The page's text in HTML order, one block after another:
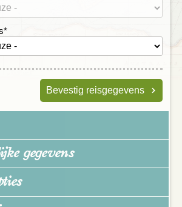
*
Bevestig reisgegevens
gegevens